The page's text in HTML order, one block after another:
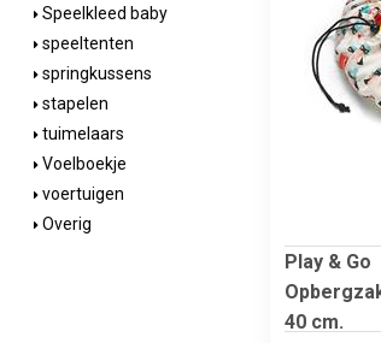
Speelkleed baby
speeltenten
springkussens
stapelen
tuimelaars
Voelboekje
voertuigen
Overig
Play & Go
40 cm.